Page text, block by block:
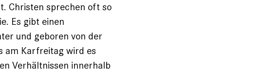
Christen sprechen oft so
Es gibt einen
und geboren von der
am Karfreitag wird es
Verhältnissen innerhalb